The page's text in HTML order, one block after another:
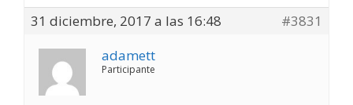
31 diciembre, 2017 a las 16:48
#3831
adamett
Participante